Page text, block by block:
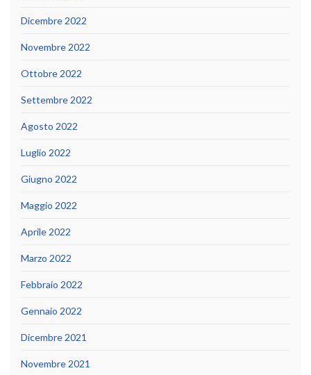
Dicembre 2022
Novembre 2022
Ottobre 2022
Settembre 2022
Agosto 2022
Luglio 2022
Giugno 2022
Maggio 2022
Aprile 2022
Marzo 2022
Febbraio 2022
Gennaio 2022
Dicembre 2021
Novembre 2021